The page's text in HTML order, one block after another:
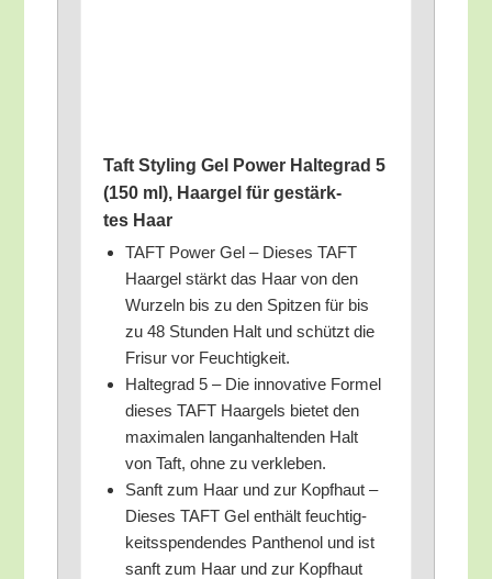
Taft Sty­ling Gel Power Hal­te­grad 5
(150 ml), Haar­gel für gestärk­
tes Haar
TAFT Power Gel – Die­ses TAFT
Haar­gel stärkt das Haar von den
Wur­zeln bis zu den Spit­zen für bis
zu 48 Stun­den Halt und schützt die
Fri­sur vor Feuchtigkeit.
Hal­te­grad 5 – Die inno­va­ti­ve For­mel
die­ses TAFT Haar­gels bie­tet den
maxi­ma­len lang­an­hal­ten­den Halt
von Taft, ohne zu verkleben.
Sanft zum Haar und zur Kopf­haut –
Die­ses TAFT Gel ent­hält feuch­tig­
keits­spen­den­des Pan­the­nol und ist
sanft zum Haar und zur Kopfhaut